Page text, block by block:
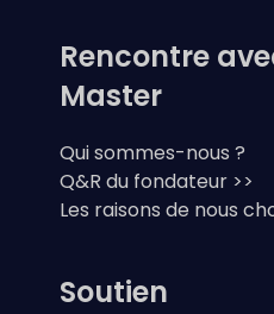
Rencontre
Master
Qui sommes-nous ?
Q&R du fondateur >>
Les raisons de nous
Soutien